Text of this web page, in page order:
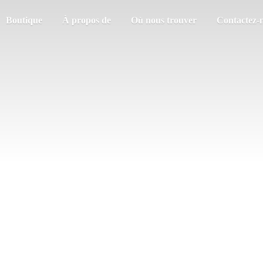
Boutique À propos de Où nous trouver Contactez-